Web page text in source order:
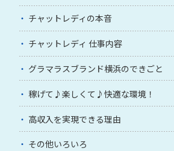
チャットレディの本音
チャットレディ 仕事内容
グラマラスブランド横浜のできごと
稼げて♪楽しくて♪快適な環境！
高収入を実現できる理由
その他いろいろ